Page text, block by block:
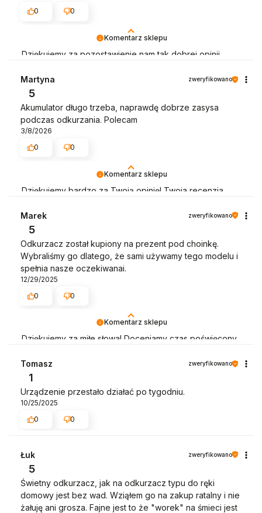
Komentarz sklepu
Dziękujemy za pozostawienie nam tak dobrej opinii.
recenzja potwierdza nasze wysiłki - dziękujemy raz
jeszcze i mamy nadzieję - do szybkiego zobaczenia!
0
0
Komentarz sklepu
Dziękujemy bardzo za Twoją opinię! Twoja recenzja
właściwym torze :) Z pozdrowieniami, obsługa sklepu.
Martyna zweryfikowano
5
Akumulator długo trzeba, naprawdę dobrze zasysa
podczas odkurzania. Polecam
3/8/2026
0
0
Komentarz sklepu
Dziękujemy za miłe słowa! Doceniamy czas poświęcony
Jesteśmy szczęśliwi, że mamy takich klientów. Z
pozdrowieniami, obsługa sklepu.
Marek zweryfikowano
5
Odkurzacz został kupiony na prezent pod choinkę.
Wybraliśmy go dlatego, że sami używamy tego modelu i
spełnia nasze oczekiwanai.
12/29/2025
0
0
Tomasz zweryfikowano
1
Urządzenie przestało działać po tygodniu.
10/25/2025
0
0
Łuk zweryfikowano
5
Świetny odkurzacz, jak na odkurzacz typu do ręki
domowy jest bez wad. Wziąłem go na zakup ratalny i nie
żałuję ani grosza. Fajne jest to że "worek" na śmieci jest